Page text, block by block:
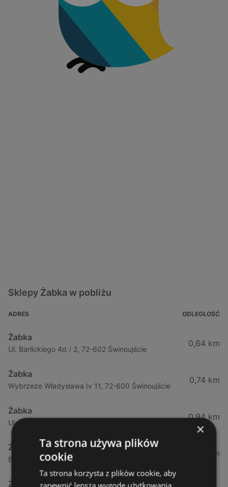
Sklepy Żabka w pobliżu
ADRES ODLEGŁOŚĆ
Żabka
Ul. Barlickiego 4d / 2, 72-602 Świnoujście
0,64 km
Żabka
Wybrzeze Władysława Iv 11, 72-600 Świnoujście
0,74 km
Żabka
Ul. Bohaterów Września 49, 72-600 Świnoujście
0,94 km
Żabka
Bohaterów Września 52, 72-600 Świnoujście
1,02 km
Żabka
×
Ta strona używa plików
cookie
Ta strona korzysta z plików cookie, aby